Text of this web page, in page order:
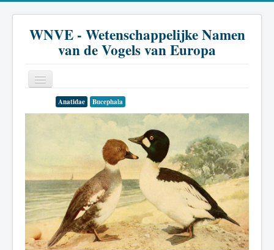
WNVE - Wetenschappelijke Namen
van de Vogels van Europa
Genus
Familie
Historie
Literatuur
Anatidae Bucephala